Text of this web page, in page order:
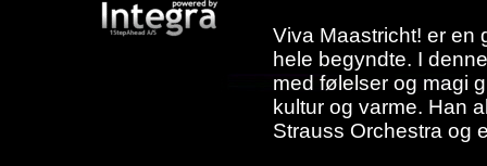
Viva Maastricht! er en
hele begyndte. I
med følelser og magi
kultur og varme. Han
Strauss Orchestra og